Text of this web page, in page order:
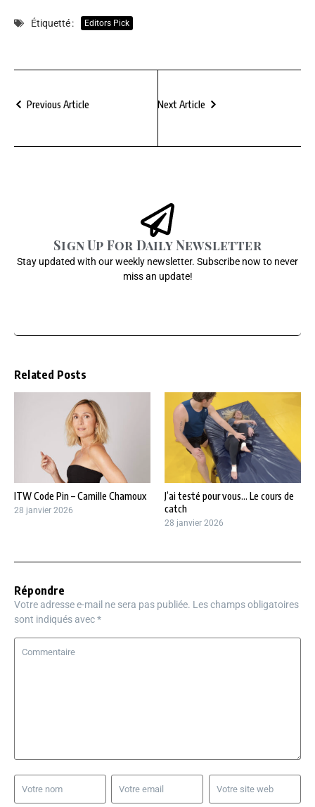
Étiquetté : Editors Pick
Previous Article Next Article
Sign Up For Daily Newsletter
Stay updated with our weekly newsletter. Subscribe now to never
miss an update!
Related Posts
ITW Code Pin – Camille Chamoux
28 janvier 2026
J’ai testé pour vous… Le cours de
catch
28 janvier 2026
Répondre
Votre adresse e-mail ne sera pas publiée. Les champs obligatoires
sont indiqués avec*